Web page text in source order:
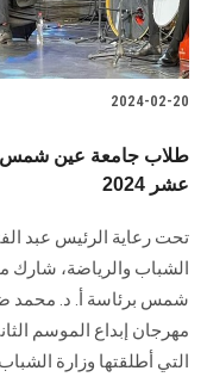
2024-02-20
طلاب جامعة عين شمس
عشر 2024
تحت رعاية الرئيس عبد
الشباب والرياضة، ‏شارك
شمس برئاسة أ. د. محمد
مهرجان إبداع الموسم
التي ‏أطلقتها وزارة